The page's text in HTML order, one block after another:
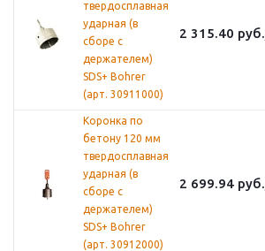
твердосплавная
ударная (в
сборе с
держателем)
SDS+ Bohrer
(арт. 30911000)
2 315.40 руб.
Коронка по
бетону 120 мм
твердосплавная
ударная (в
сборе с
держателем)
SDS+ Bohrer
(арт. 30912000)
2 699.94 руб.